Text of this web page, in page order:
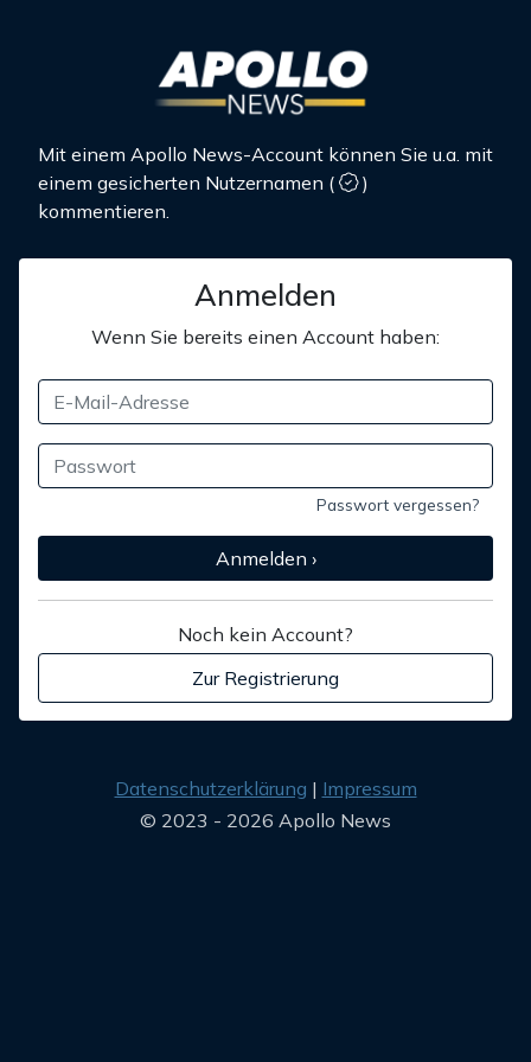
Mit einem Apollo News-Account können Sie u.a. mit
einem gesicherten Nutzernamen (
)
kommentieren.
Anmelden
Wenn Sie bereits einen Account haben:
Passwort vergessen?
Anmelden ›
Noch kein Account?
Zur Registrierung
Datenschutzerklärung
Impressum
© 2023 - 2026 Apollo News